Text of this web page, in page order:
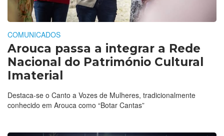
COMUNICADOS
Arouca passa a integrar a Rede
Nacional do Património Cultural
Imaterial
Destaca-se o Canto a Vozes de Mulheres, tradicionalmente
conhecido em Arouca como “Botar Cantas”